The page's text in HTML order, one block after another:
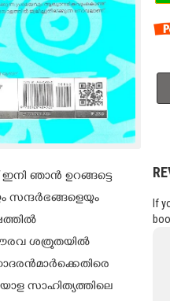
ഞാൻ ഉറങ്ങട്ടെ
സന്ദർഭങ്ങളെയും
ശത്രുതയിൽ
സാഹിത്യത്തിലെ
If